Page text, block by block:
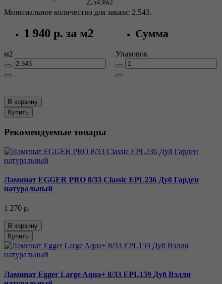
Минимальное количество для заказа: 2.543.
1 940 р. за м2 Сумма
м2 Упаковок
В корзину
Купить
Рекомендуемые товары
Ламинат EGGER PRO 8/33 Classic EPL236 Дуб Гарден
натуральный
1 270 р.
В корзину
Купить
Ламинат Egger Large Aqua+ 8/33 EPL159 Дуб Вэлли